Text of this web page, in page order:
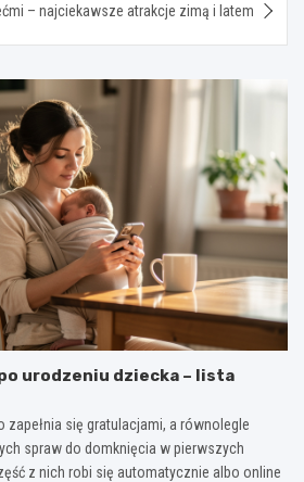
– najciekawsze atrakcje zimą i latem
urodzeniu dziecka – lista
się gratulacjami, a równolegle
spraw do domknięcia w pierwszych
z nich robi się automatycznie albo online